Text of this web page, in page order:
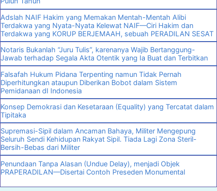
Adslah NAIF Hakim yang Memakan Mentah-Mentah Alibi
Terdakwa yang Nyata-Nyata Kelewat NAIF—Ciri Hakim dan
Terdakwa yang KORUP BERJEMAAH, sebuah PERADILAN SESAT
Notaris Bukanlah “Juru Tulis”, karenanya Wajib Bertanggung-
Jawab terhadap Segala Akta Otentik yang Ia Buat dan Terbitkan
Falsafah Hukum Pidana Terpenting namun Tidak Pernah
Diperhitungkan ataupun Diberikan Bobot dalam Sistem
Pemidanaan dI Indonesia
Konsep Demokrasi dan Kesetaraan (Equality) yang Tercatat dalam
Tipitaka
Supremasi-Sipil dalam Ancaman Bahaya, Militer Mengepung
Seluruh Sendi Kehidupan Rakyat Sipil. Tiada Lagi Zona Steril-
Bersih-Bebas dari Militer
Penundaan Tanpa Alasan (Undue Delay), menjadi Objek
PRAPERADILAN—Disertai Contoh Preseden Monumental